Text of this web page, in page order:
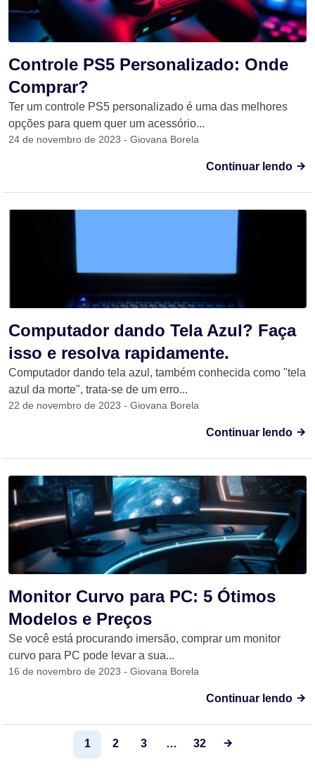
Controle PS5 Personalizado: Onde
Comprar?
Ter um controle PS5 personalizado é uma das melhores
opções para quem quer um acessório...
24 de novembro de 2023 - Giovana Borela
Continuar lendo
Computador dando Tela Azul? Faça
isso e resolva rapidamente.
Computador dando tela azul, também conhecida como "tela
azul da morte", trata-se de um erro...
22 de novembro de 2023 - Giovana Borela
Continuar lendo
Monitor Curvo para PC: 5 Ótimos
Modelos e Preços
Se você está procurando imersão, comprar um monitor
curvo para PC pode levar a sua...
16 de novembro de 2023 - Giovana Borela
Continuar lendo
1 2 3 … 32